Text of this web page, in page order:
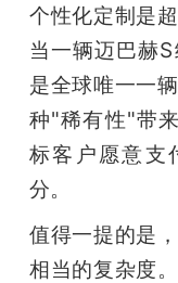
个性化定制是
当一辆迈巴赫
是全球唯一一
种"稀有性"带
标客户愿意支
分。
值得一提的是
相当的复杂度